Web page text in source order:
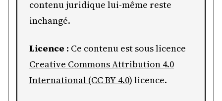
contenu juridique lui-même reste
inchangé.
Licence : Ce contenu est sous licence
Creative Commons Attribution 4.0
International (CC BY 4.0) licence.